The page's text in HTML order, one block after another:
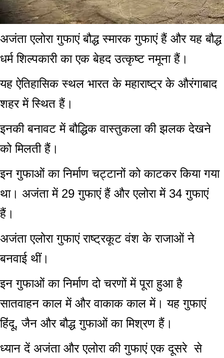
अजंता एलोरा गुफाएं बौद्ध स्मारक गुफाएं हैं और यह बौद्ध
धर्म शिल्पकारी का एक बेहद उत्कृष्ट नमूना हैं।
यह ऐतिहासिक स्थल भारत के महाराष्ट्र के औरंगाबाद
शहर में स्थित हैं।
इनकी बनावट में बौद्धिक वास्तुकला की झलक देखने
को मिलती हैं।
इन गुफाओं का निर्माण चट्टानों को काटकर किया गया
था। अजंता में 29 गुफाएं हैं और एलोरा में 34 गुफाएं
हैं।
अजंता एलोरा गुफाएं राष्ट्रकूट वंश के राजाओं ने
बनवाई थीं।
इन गुफाओं का निर्माण दो चरणों में पूरा हुआ है
सातवाहन काल में और वाकाक काल में। यह गुफाएं
हिंदू, जैन और बौद्ध गुफाओं का मिश्रण हैं।
ध्यान दें अजंता और एलोरा की गुफाएं एक दूसरे से